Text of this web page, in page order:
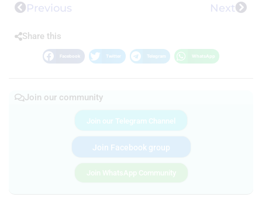
Previous Next
Share this
Facebook Twitter Telegram WhatsApp
Join our community
Join our Telegram Channel
Join Facebook group
Join WhatsApp Community